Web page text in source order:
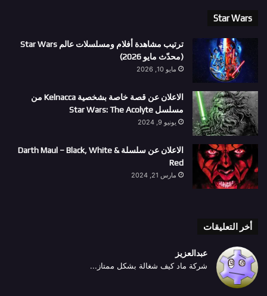
Star Wars
ترتيب مشاهدة أفلام ومسلسلات عالم Star Wars
(محدّث مايو 2026)
مايو 10, 2026
الاعلان عن قصة خاصة بشخصية Kelnacca من
مسلسل Star Wars: The Acolyte
يونيو 9, 2024
الاعلان عن سلسلة Darth Maul – Black, White &
Red
مارس 21, 2024
أخر التعليقات
عبدالعزيز
شركة ماد كيف شغالة بشكل ممتاز...